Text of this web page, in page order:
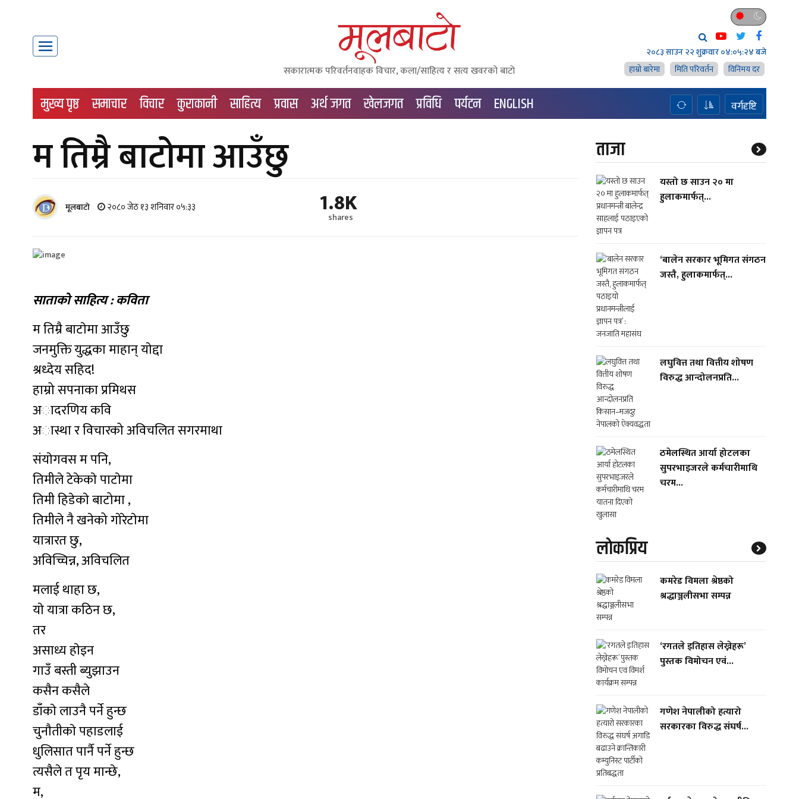
सकारात्मक परिवर्तनवाहक विचार, कला/साहित्य र सत्य खवरको बाटाे
२०८३ साउन २२ शुक्रवार०४:०५:२५ बजे
हाम्राे बारेमा
मिति परिवर्तन विनिमय दर
मुख्य पृष्ठ समाचार विचार कुराकानी साहित्य प्रवास अर्थ जगत खेलजगत प्रविधि पर्यटन ENGLISH वर्गदृष्टि
म तिम्रै बाटोमा आउँछु
मूलबाटाे २०८० जेठ १३ शनिवार ०५:३३ 1.8K
shares
साताको साहित्य : कविता
म तिम्रै बाटाेमा आउँछु
जनमुक्ति युद्धका माहान् याेद्दा
श्रध्देय सहिद!
हाम्रो सपनाका प्रमिथस
अादरणिय कवि
अास्था र विचारको अविचलित सगरमाथा
संयाेगवस म पनि,
तिमीले टेकेकाे पाटाेमा
तिमी हिडेकाे बाटोमा ,
तिमीले नै खनेको गाेरेटाेमा
यात्रारत छु,
अविच्चिन्न, अविचलित
मलाई थाहा छ,
याे यात्रा कठिन छ,
तर
असाध्य हाेइन
गाउँ बस्ती ब्युझाउन
कसैन कसैले
डाँकाे लाउनै पर्ने हुन्छ
चुनाैतीकाे पहाडलाई
धुलिसात पार्नै पर्ने हुन्छ
त्यसैले त पृय मान्छे,
म,
ताजा
यस्तो छ साउन २० मा
हुलाकमार्फत्...
‘बालेन सरकार भूमिगत संगठन
जस्तै, हुलाकमार्फत्...
लघुवित्त तथा वित्तीय शोषण
विरुद्ध आन्दोलनप्रति...
ठमेलस्थित आर्या होटलका
सुपरभाइजरले कर्मचारीमाथि
चरम...
लाेकप्रिय
कमरेड विमला श्रेष्ठको
श्रद्धाञ्जलीसभा सम्पन्न
‘रगतले इतिहास लेख्नेहरू’
पुस्तक विमोचन एवं...
गणेश नेपालीको हत्यारो
सरकारका विरुद्ध संघर्ष...